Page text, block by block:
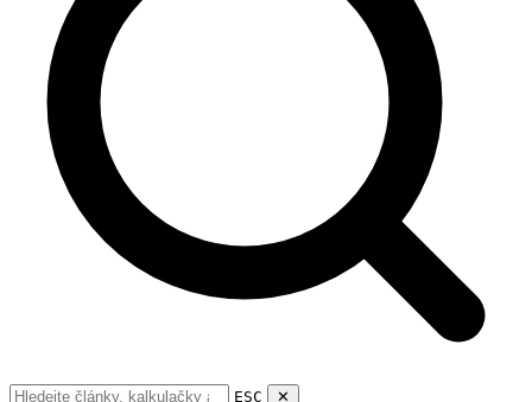
ESC ✕